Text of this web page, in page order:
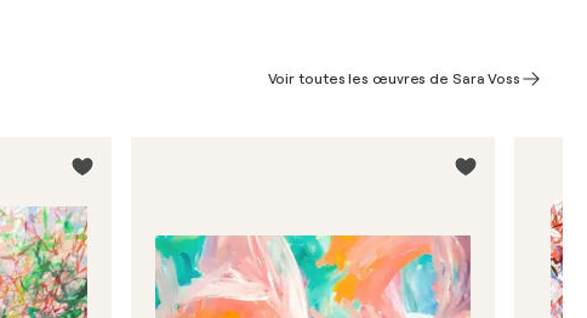
Voir toutes les œuvres de Sara Voss